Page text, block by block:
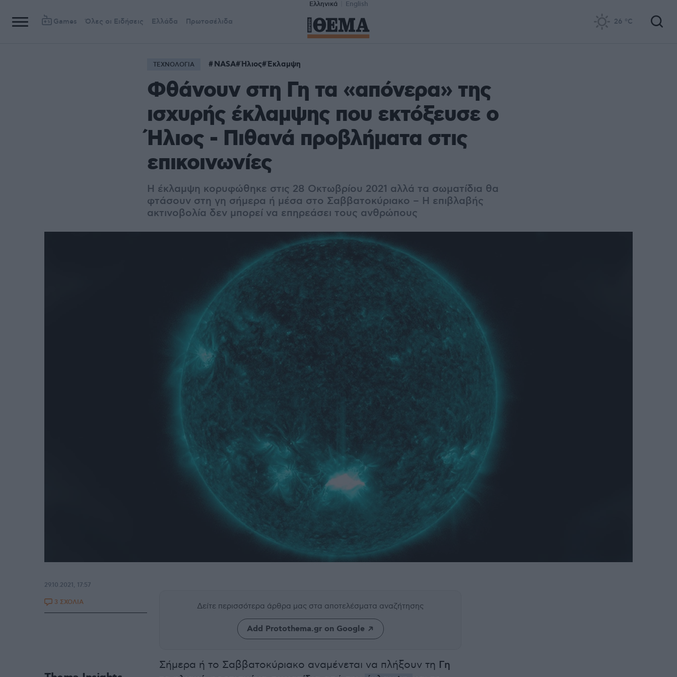
Ελληνικά English
Games Όλες οι Ειδήσεις Ελλάδα Πρωτοσέλιδα 26 °C
ΤΕΧΝΟΛΟΓΙΑ NASA Ήλιος Έκλαμψη
Φθάνουν στη Γη τα «απόνερα» της
ισχυρής έκλαμψης που εκτόξευσε ο
Ήλιος - Πιθανά προβλήματα στις
επικοινωνίες
Η έκλαμψη κορυφώθηκε στις 28 Οκτωβρίου 2021 αλλά τα σωματίδια θα
φτάσουν στη γη σήμερα ή μέσα στο Σαββατοκύριακο – Η επιβλαβής
ακτινοβολία δεν μπορεί να επηρεάσει τους ανθρώπους
Δείτε περισσότερα άρθρα μας στα αποτελέσματα αναζήτησης
Add Protothema.gr on Google
Σήμερα ή το Σαββατοκύριακο αναμένεται να πλήξουν τη Γη
29.10.2021, 17:57
3 ΣΧΟΛΙΑ